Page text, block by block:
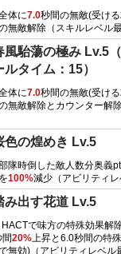
体に7.0秒間の無敵(受け
無敵解除（スキルレベル最
風駘蕩の極み Lv.5
ルタイム：15）
体に7.0秒間の無敵(受け
無敵解除とカウンター解
色の煌めき Lv.5
隊時倒した敵人数分奥義
100%減少（アビリティレ
み出す花道 Lv.5
HACTで味方の特殊効果解
間20%上昇と6.0秒間の特
無効)（アビリティレベル